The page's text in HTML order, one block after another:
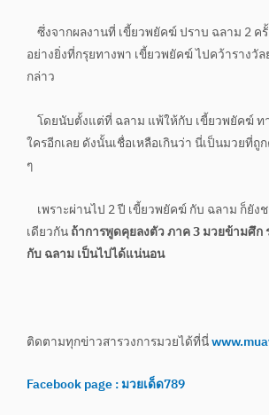
ซึ่งจากผลงานที่ เขี้ยวพยัคฆ์ ปราบ ฉลาม 2 ค
อย่างยิ่งที่กรุยทางพา เขี้ยวพยัคฆ์ ไปคว้ารางวั
กล่าว
โดยนับตั้งแต่ที่ ฉลาม แพ้ให้กับ เขี้ยวพยัคฆ์ ท
ใครอีกเลย ดังนั้นเชื่อเหลือเกินว่า นี่เป็นมวยที่ถู
ๆ
เพราะผ่านไป 2 ปี เขี้ยวพยัคฆ์ กับ ฉลาม ก็ยัง
เดียวกันถ้าการพูดคุยลงตัว ภาค 3 มวยข้ามศึก
กับ ฉลาม เป็นไปได้แน่นอน
ติดตามทุกข่าวสารวงการมวยได้ที่นี่
Facebook page : มวยเด็ด789